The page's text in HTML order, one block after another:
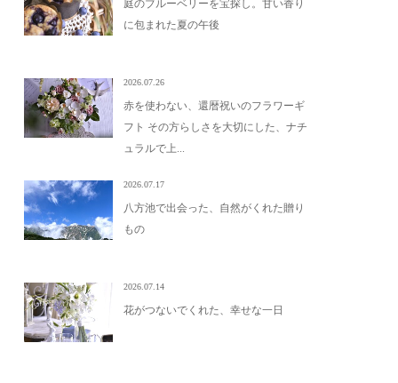
庭のブルーベリーを宝探し。甘い香り
に包まれた夏の午後
2026.07.26
赤を使わない、還暦祝いのフラワーギ
フト その方らしさを大切にした、ナチ
ュラルで上...
2026.07.17
八方池で出会った、自然がくれた贈り
もの
2026.07.14
花がつないでくれた、幸せな一日